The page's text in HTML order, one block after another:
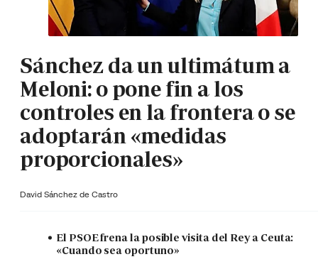
Sánchez da un ultimátum a
Meloni: o pone fin a los
controles en la frontera o se
adoptarán «medidas
proporcionales»
David Sánchez de Castro
El PSOE frena la posible visita del Rey a Ceuta:
«Cuando sea oportuno»